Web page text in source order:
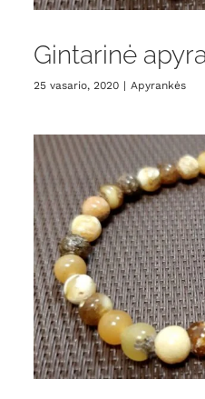
Gintarinė
25 vasario, 2020 | Apyrankės